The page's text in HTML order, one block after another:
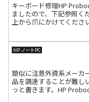
キーボード修理HP
ましたので、下記参照く
上から爪にかけてくださ
HP ノートPC
類似に注意外資系メーカ
品を調達することが難し
っと書きます。HP